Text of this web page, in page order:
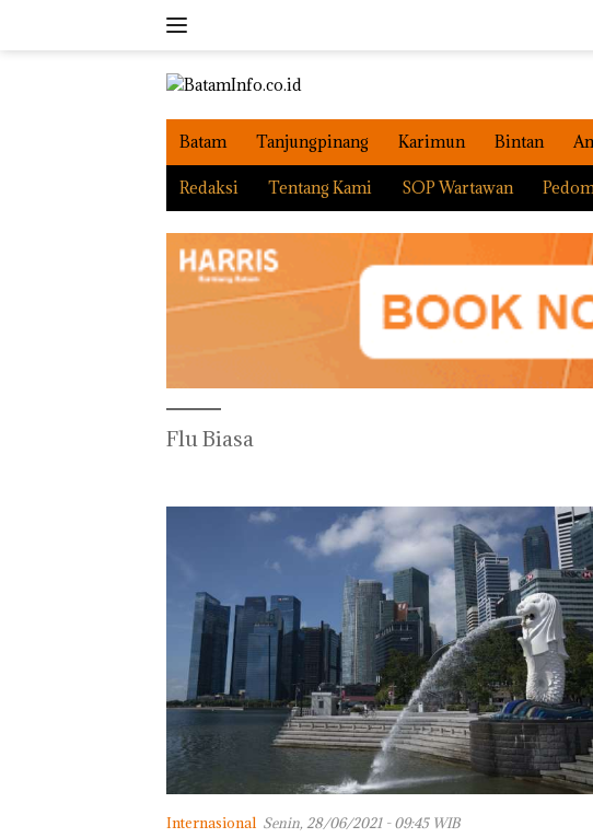
Batam Tanjungpinang Karimun Bintan
Redaksi Tentang Kami SOP Wartawan
Flu Biasa
Internasional Senin, 28/06/2021 - 09:45 WIB